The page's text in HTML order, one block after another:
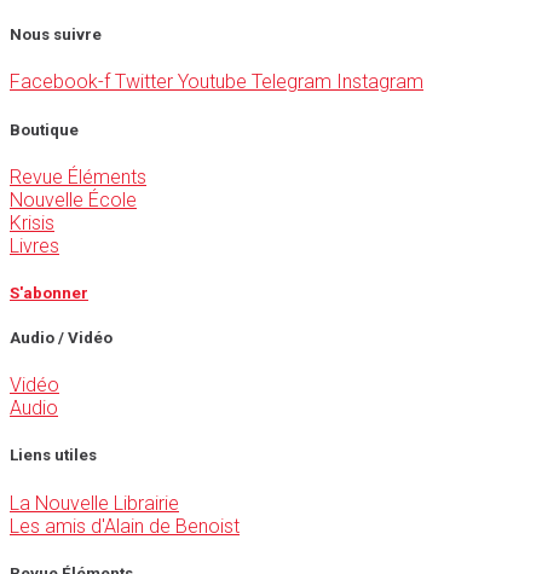
Nous suivre
Facebook-f Twitter Youtube Telegram Instagram
Boutique
Revue Éléments
Nouvelle École
Krisis
Livres
S'abonner
Audio / Vidéo
Vidéo
Audio
Liens utiles
La Nouvelle Librairie
Les amis d'Alain de Benoist